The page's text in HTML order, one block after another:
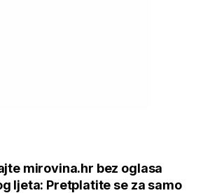
mirovina.hr bez oglasa
ljeta: Pretplatite se za samo